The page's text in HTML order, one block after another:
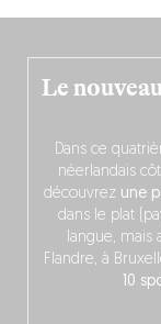
Le
Dans ce
néerlandais
découvrez une
dans le plat
langue, mais
Flandre, à
10